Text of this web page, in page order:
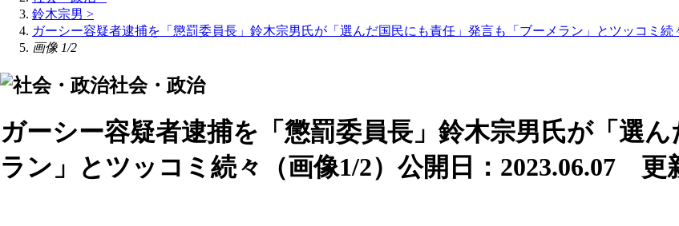
鈴木宗男 >
ガーシー容疑者逮捕を「懲罰委員長」鈴木宗男氏が「選んだ国民にも責任」発言も「ブーメラン」とツッコミ続
画像 1/2
社会・政治
ガーシー容疑者逮捕を「懲罰委員長」鈴木宗男氏が「選
ラン」とツッコミ続々（画像1/2） 公開日：2023.06.07 更